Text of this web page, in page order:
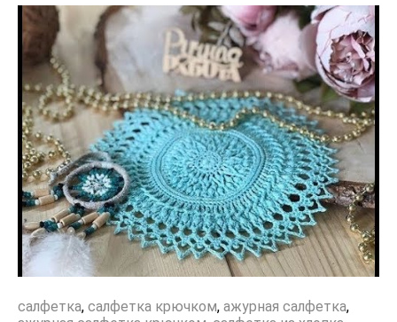
салфетка, салфетка крючком, ажурная салфетка,